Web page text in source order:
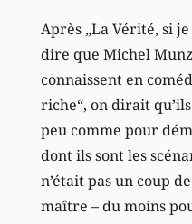
Après „La Vérité, si
dire que Michel
connaissent en
riche“, on dirait
peu comme pour
dont ils sont les
n’était pas un coup
maître – du moins